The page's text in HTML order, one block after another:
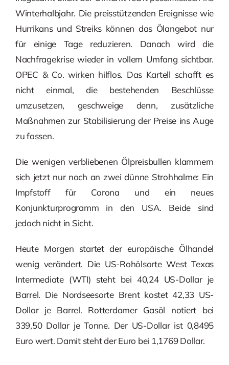
Winterhalbjahr. Die preisstützenden Ereignisse wie
Hurrikans und Streiks können das Ölangebot nur
für einige Tage reduzieren. Danach wird die
Nachfragekrise wieder in vollem Umfang sichtbar.
OPEC & Co. wirken hilflos. Das Kartell schafft es
nicht einmal, die bestehenden Beschlüsse
umzusetzen, geschweige denn, zusätzliche
Maßnahmen zur Stabilisierung der Preise ins Auge
zu fassen.
Die wenigen verbliebenen Ölpreisbullen klammern
sich jetzt nur noch an zwei dünne Strohhalme: Ein
Impfstoff für Corona und ein neues
Konjunkturprogramm in den USA. Beide sind
jedoch nicht in Sicht.
Heute Morgen startet der europäische Ölhandel
wenig verändert. Die US-Rohölsorte West Texas
Intermediate (WTI) steht bei 40,24 US-Dollar je
Barrel. Die Nordseesorte Brent kostet 42,33 US-
Dollar je Barrel. Rotterdamer Gasöl notiert bei
339,50 Dollar je Tonne. Der US-Dollar ist 0,8495
Euro wert. Damit steht der Euro bei 1,1769 Dollar.